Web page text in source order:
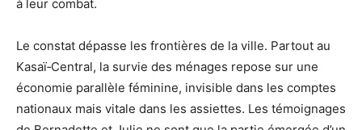
à leur combat.
Le constat dépasse les frontières de la ville. Partout au
Kasaï‑Central, la survie des ménages repose sur une
économie parallèle féminine, invisible dans les comptes
nationaux mais vitale dans les assiettes. Les témoignages